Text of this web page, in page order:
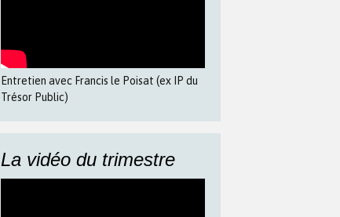
Entretien avec Francis le Poisat (ex IP du
Trésor Public)
La vidéo du trimestre